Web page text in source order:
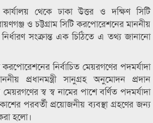
কার্যালয় থেকে ঢাকা উত্তর ও দক্ষিণ সিটি
ও চট্টগ্রাম সিটি করপোরেশনের মাননীয়
সংক্রান্ত এক চিঠিতে এ তথ্য জানানো
নির্বাচিত মেয়রগণের পদমর্যাদা
প্রধানমন্ত্রী সানুগ্রহ অনুমোদন প্রদান
স্ব স্ব নামের পাশে বর্ণিত পদমর্যাদা
পরবর্তী প্রয়োজনীয় ব্যবস্থা গ্রহণের জন্য
হলো।